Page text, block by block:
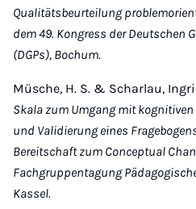
Qualitätsbeurteilung
dem 49. Kongress der Deutschen
(DGPs), Bochum.
Müsche, H. S. & Scharlau,
Skala zum Umgang mit
und Validierung eines
Bereitschaft zum Con­cep­tual
Fachgruppentagung
Kassel.